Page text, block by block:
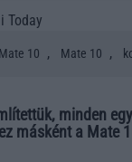
Today
10 , Mate 10 ,
minden
másként a Mate